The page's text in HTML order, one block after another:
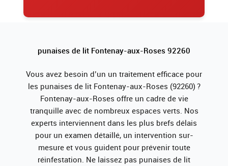
punaises de lit Fontenay-aux-Roses 92260
Vous avez besoin d’un un traitement efficace pour
les punaises de lit Fontenay-aux-Roses (92260) ?
Fontenay-aux-Roses offre un cadre de vie
tranquille avec de nombreux espaces verts. Nos
experts interviennent dans les plus brefs délais
pour un examen détaillé, un intervention sur-
mesure et vous guident pour prévenir toute
réinfestation. Ne laissez pas punaises de lit